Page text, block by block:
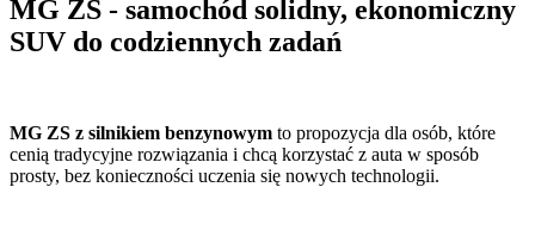
MG ZS - samochód solidny, ekonomiczny
SUV do codziennych zadań
MG ZS z silnikiem benzynowym to propozycja dla osób, które
cenią tradycyjne rozwiązania i chcą korzystać z auta w sposób
prosty, bez konieczności uczenia się nowych technologii.